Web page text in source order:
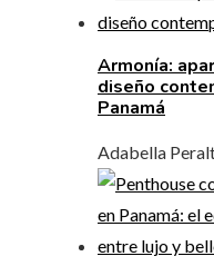
Armonía:
diseño
Panamá
Adabella